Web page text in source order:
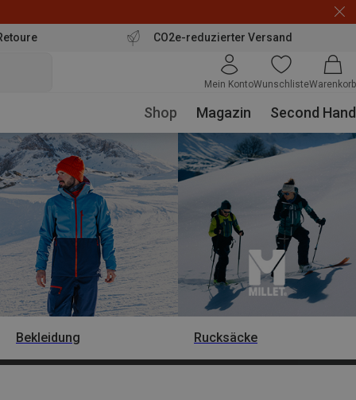
CO2e-reduzierter Versand
Mein KontoWunschlisteWarenkorb
Shop Magazin Second Hand
Bekleidung Rucksäcke